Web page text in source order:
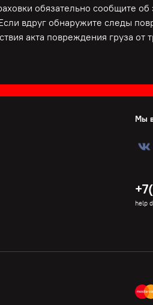
обязательно сообщите
вдруг обнаружите следы
акта повреждения груза
Мы
help